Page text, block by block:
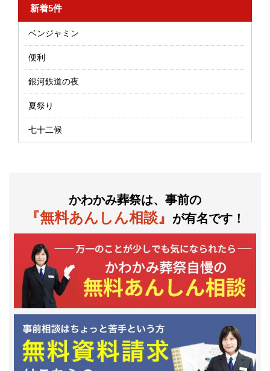
新着5件
ベンジャミン
便利
銀河鉄道の夜
夏祭り
七十二候
かわかみ葬祭は、事前の
『無料あんしん相談』 が有名です！